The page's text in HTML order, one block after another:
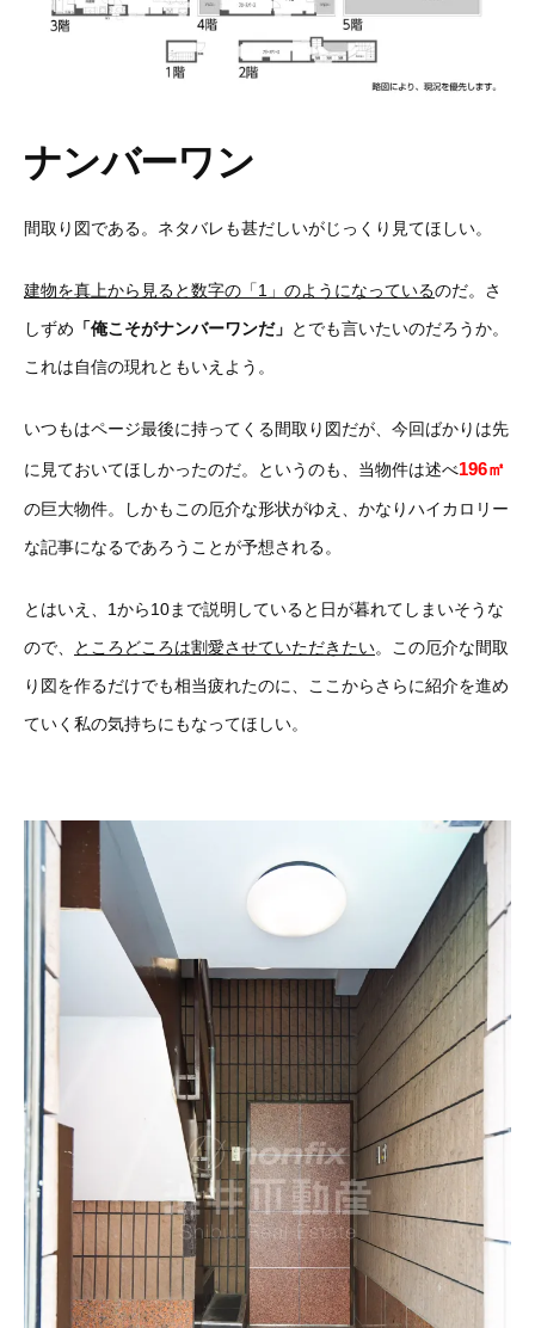
ナンバーワン
間取り図である。ネタバレも甚だしいがじっくり見てほしい。
建物を真上から見ると数字の「1」のようになっているのだ。さ
しずめ 「俺こそがナンバーワンだ」 とでも言いたいのだろうか。
これは自信の現れともいえよう。
いつもはページ最後に持ってくる間取り図だが、今回ばかりは先
に見ておいてほしかったのだ。というのも、当物件は述べ196㎡
の巨大物件。しかもこの厄介な形状がゆえ、かなりハイカロリー
な記事になるであろうことが予想される。
とはいえ、1から10まで説明していると日が暮れてしまいそうな
ので、
ところどころは割愛させていただきたい。この厄介な間取
り図を作るだけでも相当疲れたのに、ここからさらに紹介を進め
ていく私の気持ちにもなってほしい。